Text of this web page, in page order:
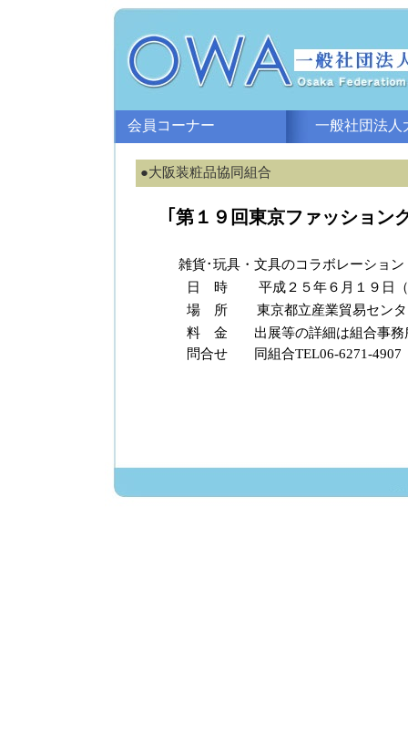
会員コーナー 一般社団法人
●大阪装粧品協同組合
｢第１９回東京ファッション
雑貨･玩具・文具のコラボレーション
日 時
平成２５年６月１９日
場 所
東京都立産業貿易セン
料 金
出展等の詳細は組合事
問合せ
同組合TEL06-6271-4907